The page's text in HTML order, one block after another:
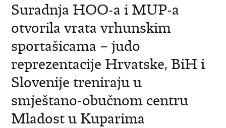
Suradnja HOO-a i MUP-a
otvorila vrata vrhunskim
sportašicama – judo
reprezentacije Hrvatske, BiH i
Slovenije treniraju u
smještano-obučnom centru
Mladost u Kuparima